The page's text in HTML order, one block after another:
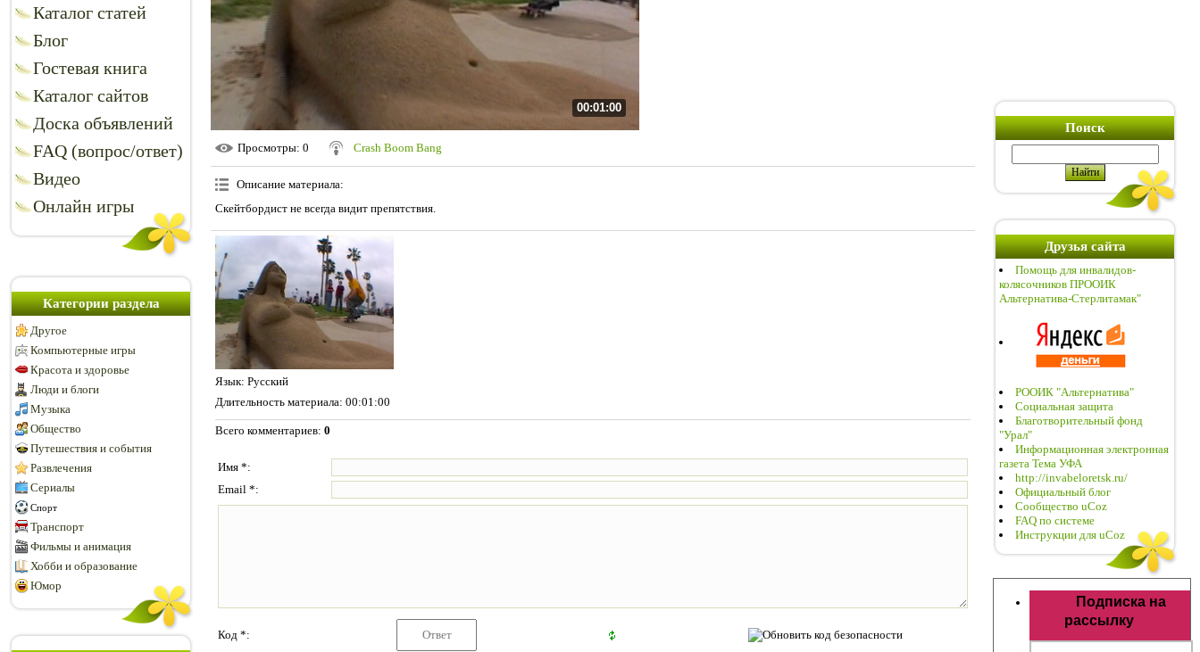
Каталог статей
Блог
Гостевая книга
Каталог сайтов
Доска объявлений
FAQ (вопрос/ответ)
Видео
Онлайн игры
Категории раздела
Другое
Компьютерные игры
Красота и здоровье
Люди и блоги
Музыка
Общество
Путешествия и события
Развлечения
Сериалы
Спорт
Транспорт
Фильмы и анимация
Хобби и образование
Юмор
00:01:00
Просмотры: 0 Crash Boom Bang
Описание материала:
Скейтбордист не всегда видит препятствия.
Язык: Русский
Длительность материала: 00:01:00
Всего комментариев: 0
Имя *:
Email *:
Код *:
Поиск
Друзья сайта
Помощь для инвалидов-
колясочников ПРООИК
Альтернатива-Стерлитамак"
РООИК "Альтернатива"
Социальная защита
Благотворительный фонд
"Урал"
Информационная электронная
газета Тема УФА
http://invabeloretsk.ru/
Официальный блог
Сообщество uCoz
FAQ по системе
Инструкции для uCoz
Подписка на
рассылку